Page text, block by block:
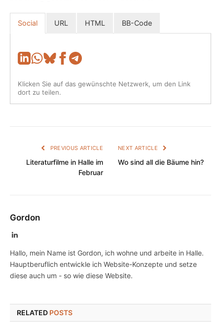
Social URL HTML BB-Code
Klicken Sie auf das gewünschte Netzwerk, um den Link
dort zu teilen.
PREVIOUS ARTICLE
Literaturfilme in Halle im
Februar
NEXT ARTICLE
Wo sind all die Bäume hin?
Gordon
LinkedIn
Hallo, mein Name ist Gordon, ich wohne und arbeite in Halle.
Hauptberuflich entwickle ich Website-Konzepte und setze
diese auch um - so wie diese Website.
RELATED POSTS